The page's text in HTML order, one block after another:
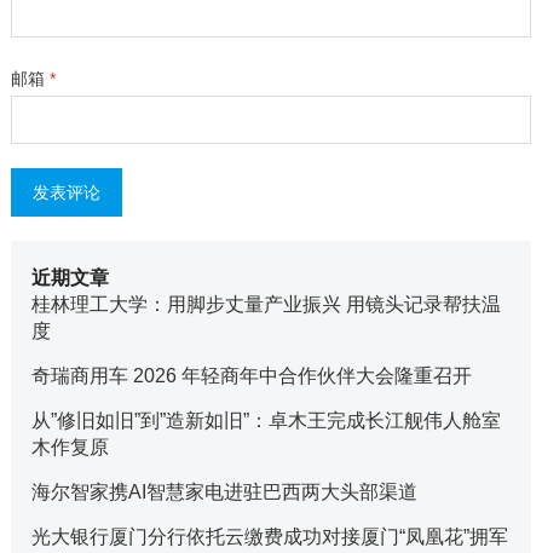
邮箱 *
近期文章
桂林理工大学：用脚步丈量产业振兴 用镜头记录帮扶温
度
奇瑞商用车 2026 年轻商年中合作伙伴大会隆重召开
从”修旧如旧”到”造新如旧”：卓木王完成长江舰伟人舱室
木作复原
海尔智家携AI智慧家电进驻巴西两大头部渠道
光大银行厦门分行依托云缴费成功对接厦门“凤凰花”拥军